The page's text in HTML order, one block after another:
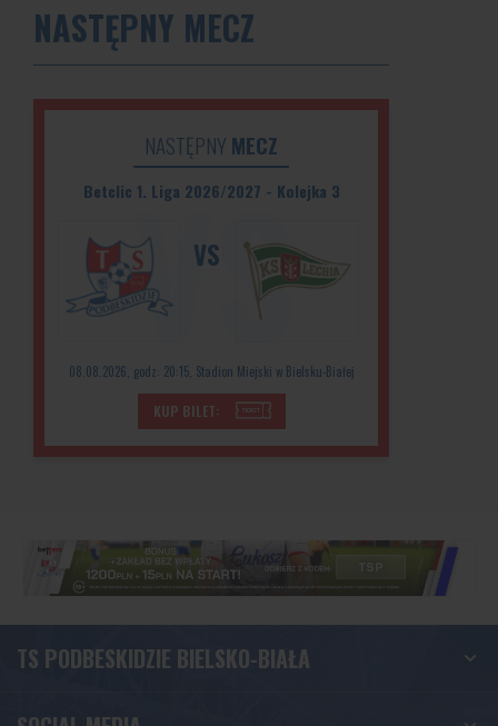
NASTĘPNY MECZ
NASTĘPNY MECZ
Betclic 1. Liga 2026/2027 - Kolejka 3
VS
08.08.2026, godz: 20:15, Stadion Miejski w Bielsku-Białej
KUP BILET:
TS PODBESKIDZIE BIELSKO-BIAŁA